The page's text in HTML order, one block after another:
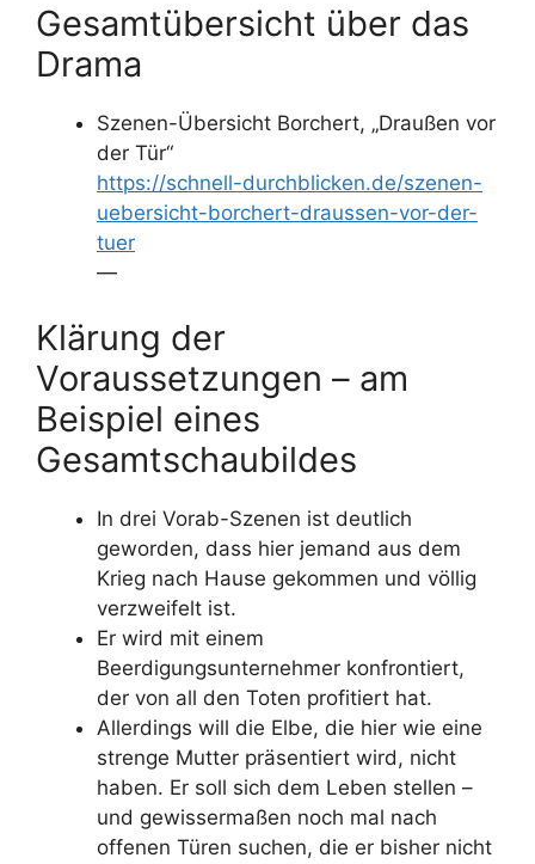
Gesamtübersicht über das
Drama
Szenen-Übersicht Borchert, „Draußen vor
der Tür“
https://schnell-durchblicken.de/szenen-
uebersicht-borchert-draussen-vor-der-
tuer
—
Klärung der
Voraussetzungen – am
Beispiel eines
Gesamtschaubildes
In drei Vorab-Szenen ist deutlich
geworden, dass hier jemand aus dem
Krieg nach Hause gekommen und völlig
verzweifelt ist.
Er wird mit einem
Beerdigungsunternehmer konfrontiert,
der von all den Toten profitiert hat.
Allerdings will die Elbe, die hier wie eine
strenge Mutter präsentiert wird, nicht
haben. Er soll sich dem Leben stellen –
und gewissermaßen noch mal nach
offenen Türen suchen, die er bisher nicht